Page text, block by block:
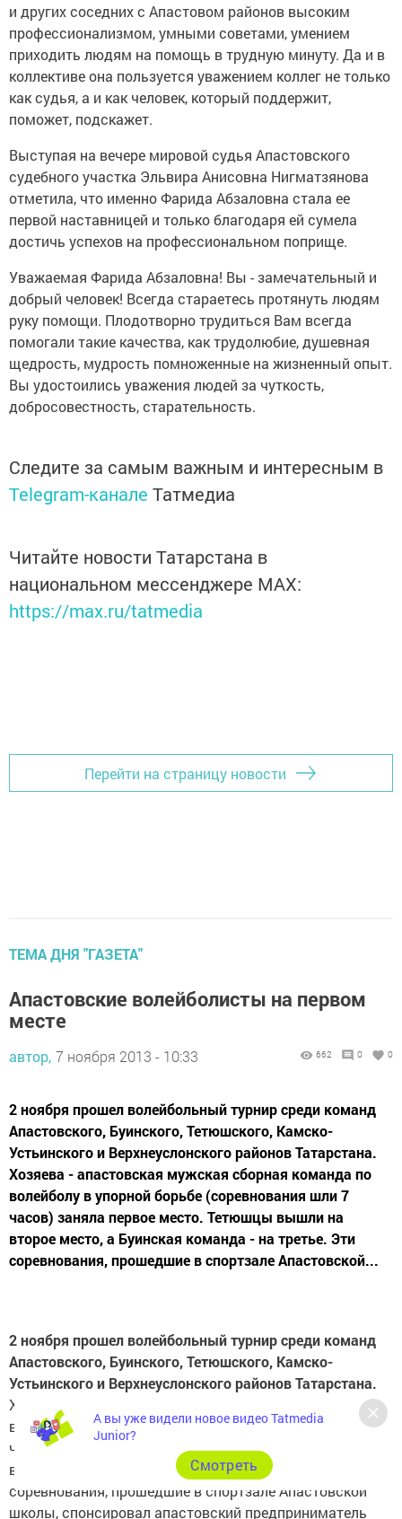
и других соседних с Апастовом районов высоким
профессионализмом, умными советами, умением
приходить людям на помощь в трудную минуту. Да и в
коллективе она пользуется уважением коллег не только
как судья, а и как человек, который поддержит,
поможет, подскажет.
Выступая на вечере мировой судья Апастовского
судебного участка Эльвира Анисовна Нигматзянова
отметила, что именно Фарида Абзаловна стала ее
первой наставницей и только благодаря ей сумела
достичь успехов на профессиональном поприще.
Уважаемая Фарида Абзаловна! Вы - замечательный и
добрый человек! Всегда стараетесь протянуть людям
руку помощи. Плодотворно трудиться Вам всегда
помогали такие качества, как трудолюбие, душевная
щедрость, мудрость помноженные на жизненный опыт.
Вы удостоились уважения людей за чуткость,
добросовестность, старательность.
Следите за самым важным и интересным в
Telegram-канале Татмедиа
Читайте новости Татарстана в
национальном мессенджере MАХ:
https://max.ru/tatmedia
Перейти на страницу новости
ТЕМА ДНЯ "ГАЗЕТА"
Апастовские волейболисты на первом
месте
автор, 7 ноября 2013 - 10:33 662 0 0
2 ноября прошел волейбольный турнир среди команд
Апастовского, Буинского, Тетюшского, Камско-
Устьинского и Верхнеуслонского районов Татарстана.
Хозяева - апастовская мужская сборная команда по
волейболу в упорной борьбе (соревнования шли 7
часов) заняла первое место. Тетюшцы вышли на
второе место, а Буинская команда - на третье. Эти
соревнования, прошедшие в спортзале Апастовской...
2 ноября прошел волейбольный турнир среди команд
Апастовского, Буинского, Тетюшского, Камско-
Устьинского и Верхнеуслонского районов Татарстана.
Хозяева - апастовская мужская сборная команда по
волейболу в упорной борьбе (соревнования шли 7
часов) заняла первое место. Тетюшцы вышли на
второе место, а Буинская команда - на третье. Эти
соревнования, прошедшие в спортзале Апастовской
школы, спонсировал апастовский предприниматель
А вы уже видели новое видео Tatmedia
Junior?
Cмотреть